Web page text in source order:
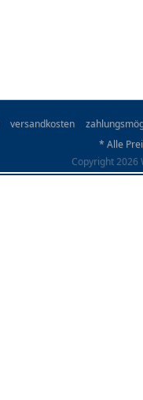
versandkosten
* Alle
Copyright 2026